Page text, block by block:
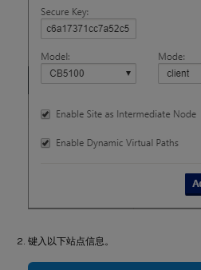
键入以下站点信息。